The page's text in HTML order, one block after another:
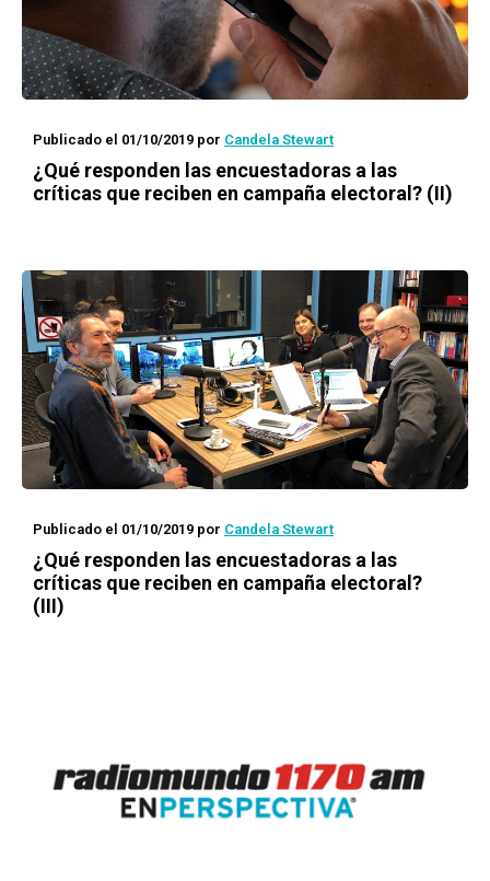
Publicado el 01/10/2019 por Candela Stewart
¿Qué responden las encuestadoras a las
críticas que reciben en campaña electoral? (II)
Publicado el 01/10/2019 por Candela Stewart
¿Qué responden las encuestadoras a las
críticas que reciben en campaña electoral?
(III)